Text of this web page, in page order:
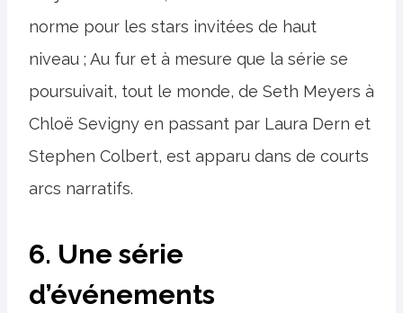
norme pour les stars invitées de haut
niveau ; Au fur et à mesure que la série se
poursuivait, tout le monde, de Seth Meyers à
Chloë Sevigny en passant par Laura Dern et
Stephen Colbert, est apparu dans de courts
arcs narratifs.
6. Une série
d’événements